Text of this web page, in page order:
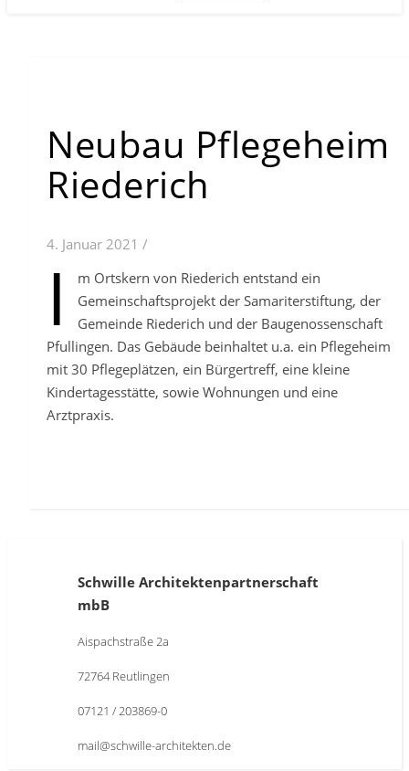
Neubau Pflegeheim
Riederich
4. Januar 2021 /
I
m Ortskern von Riederich entstand ein
Gemeinschaftsprojekt der Samariterstiftung, der
Gemeinde Riederich und der Baugenossenschaft
Pfullingen. Das Gebäude beinhaltet u.a. ein Pflegeheim
mit 30 Pflegeplätzen, ein Bürgertreff, eine kleine
Kindertagesstätte, sowie Wohnungen und eine
Arztpraxis.
Schwille Architektenpartnerschaft
mbB
Aispachstraße 2a
72764 Reutlingen
07121 / 203869-0
mail@schwille-architekten.de